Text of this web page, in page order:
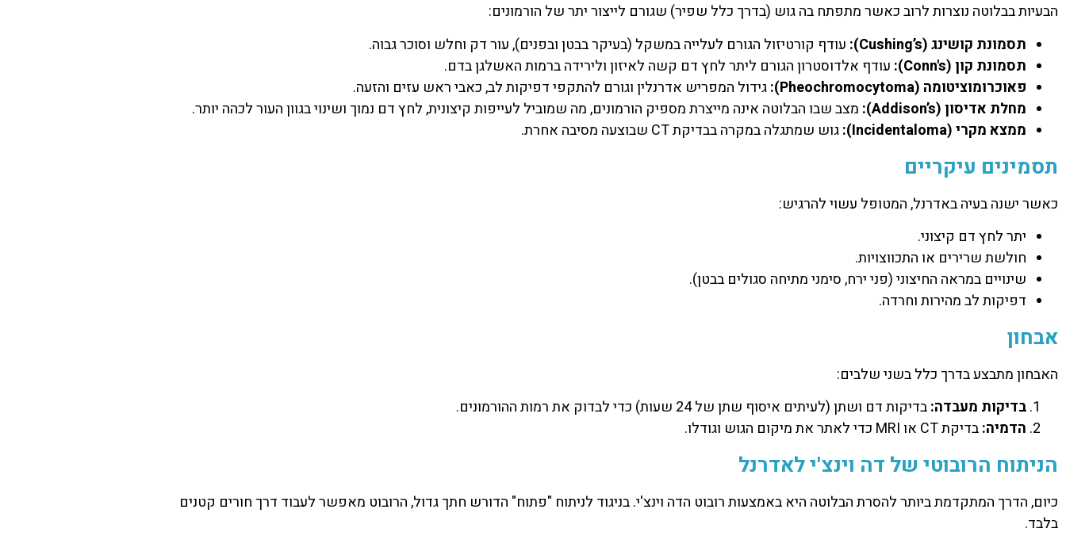
הבעיות בבלוטה נוצרות לרוב כאשר מתפתח בה גוש (בדרך כלל שפיר) שגורם לייצור יתר של הורמונים:
תסמונת קושינג (Cushing’s):
עודף קורטיזול הגורם לעלייה במשקל (בעיקר בבטן ובפנים), עור דק וחלש וסוכר גבוה.
תסמונת קון (Conn's):
עודף אלדוסטרון הגורם ליתר לחץ דם קשה לאיזון ולירידה ברמות האשלגן בדם.
פאוכרומוציטומה (Pheochromocytoma):
גידול המפריש אדרנלין וגורם להתקפי דפיקות לב, כאבי ראש עזים והזעה.
מחלת אדיסון (Addison’s):
מצב שבו הבלוטה אינה מייצרת מספיק הורמונים, מה שמוביל לעייפות קיצונית, לחץ דם נמוך ושינוי בגוון העור לכהה יותר.
ממצא מקרי (Incidentaloma):
גוש שמתגלה במקרה בבדיקת CT שבוצעה מסיבה אחרת.
תסמינים עיקריים
כאשר ישנה בעיה באדרנל, המטופל עשוי להרגיש:
יתר לחץ דם קיצוני.
חולשת שרירים או התכווצויות.
שינויים במראה החיצוני (פני ירח, סימני מתיחה סגולים בבטן).
דפיקות לב מהירות וחרדה.
אבחון
האבחון מתבצע בדרך כלל בשני שלבים:
בדיקות מעבדה:בדיקות דם ושתן (לעיתים איסוף שתן של 24 שעות) כדי לבדוק את רמות ההורמונים.
הדמיה:בדיקת CT או MRI כדי לאתר את מיקום הגוש וגודלו.
הניתוח הרובוטי של דה וינצ'י לאדרנל
כיום, הדרך המתקדמת ביותר להסרת הבלוטה היא באמצעות רובוט הדה וינצ'י. בניגוד לניתוח "פתוח" הדורש חתך גדול, הרובוט מאפשר לעבוד דרך חורים קטנים
בלבד.